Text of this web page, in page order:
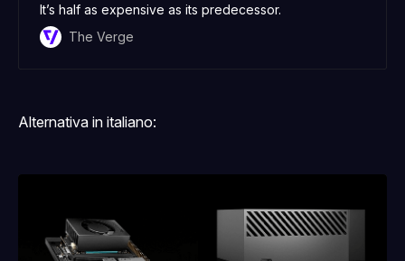
It’s half as expensive as its predecessor.
The Verge
Alternativa in italiano: